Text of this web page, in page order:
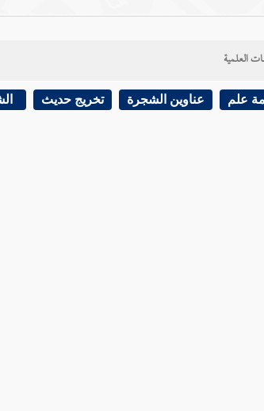
العلمية
علم عناوين الشجرة تخريج حديث